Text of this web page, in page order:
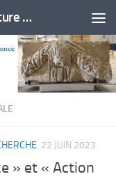
Institut de Recherche sur l'Architecture Antique
22 JUIN 2023
» et « Action